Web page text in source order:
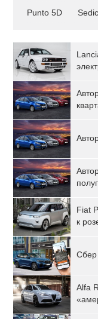
Punto 5D
Fiat
к
Сбер
Alfa